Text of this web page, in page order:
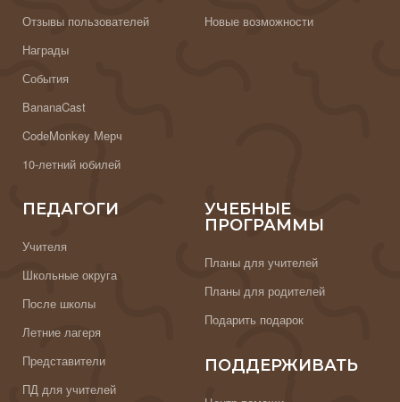
Отзывы пользователей
Награды
События
BananaCast
CodeMonkey Мерч
10-летний юбилей
Новые возможности
ПЕДАГОГИ
Учителя
Школьные округа
После школы
Летние лагеря
Представители
ПД для учителей
УЧЕБНЫЕ
ПРОГРАММЫ
Планы для учителей
Планы для родителей
Подарить подарок
ПОДДЕРЖИВАТЬ